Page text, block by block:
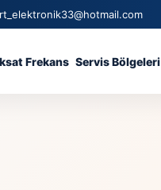
Frekans Servis Bölgeleri